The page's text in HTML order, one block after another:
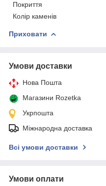
Покриття
Колір каменів
Приховати
Умови доставки
Нова Пошта
Магазини Rozetka
Укрпошта
Міжнародна доставка
Всі умови доставки
Умови оплати